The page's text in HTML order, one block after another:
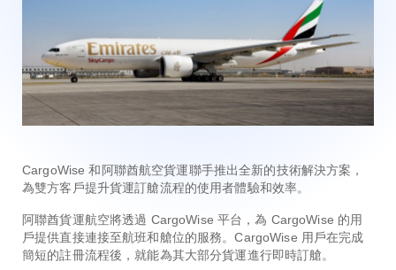
CargoWise 和阿聯酋航空貨運聯手推出全新的技術解決方案，
為雙方客戶提升貨運訂艙流程的使用者體驗和效率。
阿聯酋貨運航空將透過 CargoWise 平台，為 CargoWise 的用
戶提供直接連接至航班和艙位的服務。CargoWise 用戶在完成
簡短的註冊流程後，就能為其大部分貨運進行即時訂艙。